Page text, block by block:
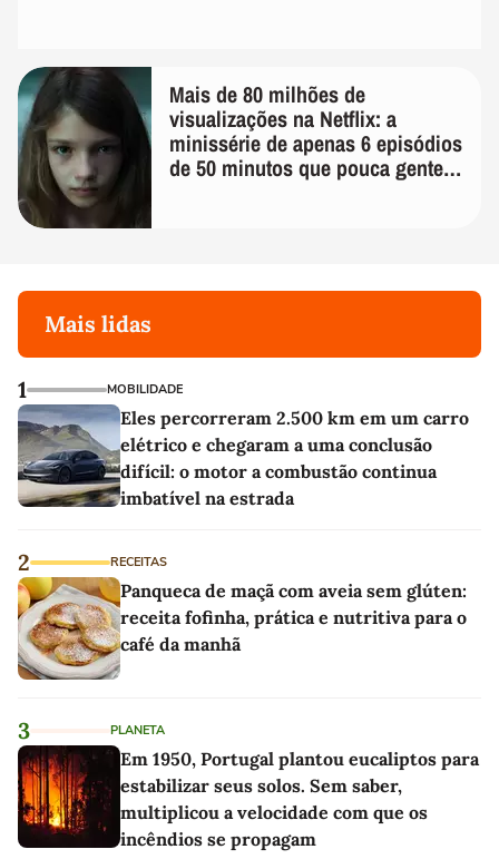
Mais de 80 milhões de
visualizações na Netflix: a
minissérie de apenas 6 episódios
de 50 minutos que pouca gente
Mais lidas
1 MOBILIDADE
Eles percorreram 2.500 km em um carro
elétrico e chegaram a uma conclusão
difícil: o motor a combustão continua
imbatível na estrada
2 RECEITAS
Panqueca de maçã com aveia sem glúten:
receita fofinha, prática e nutritiva para o
café da manhã
3 PLANETA
Em 1950, Portugal plantou eucaliptos para
estabilizar seus solos. Sem saber,
multiplicou a velocidade com que os
incêndios se propagam